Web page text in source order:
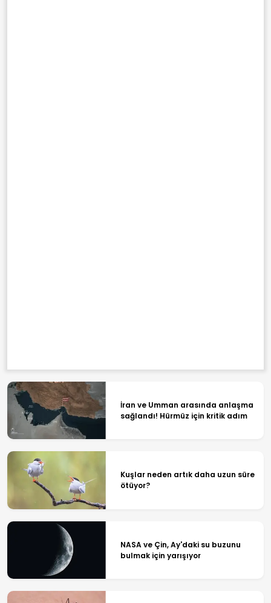
İran ve Umman arasında anlaşma
sağlandı! Hürmüz için kritik adım
Kuşlar neden artık daha uzun süre
ötüyor?
NASA ve Çin, Ay'daki su buzunu
bulmak için yarışıyor